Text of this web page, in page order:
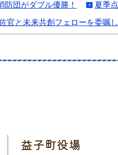
防団がダブル優勝！ 夏季
官と未来共創フェローを委嘱
益子町
益子町役場